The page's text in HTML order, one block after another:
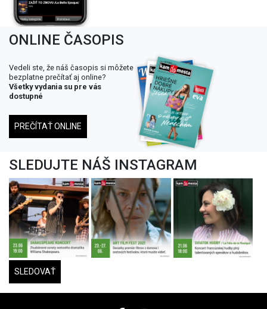
ONLINE ČASOPIS
Vedeli ste, že náš časopis si môžete
bezplatne prečítať aj online?
Všetky vydania su pre vás
dostupné
PREČÍTAŤ ONLINE
SLEDUJTE NÁŠ INSTAGRAM
SLEDOVAŤ